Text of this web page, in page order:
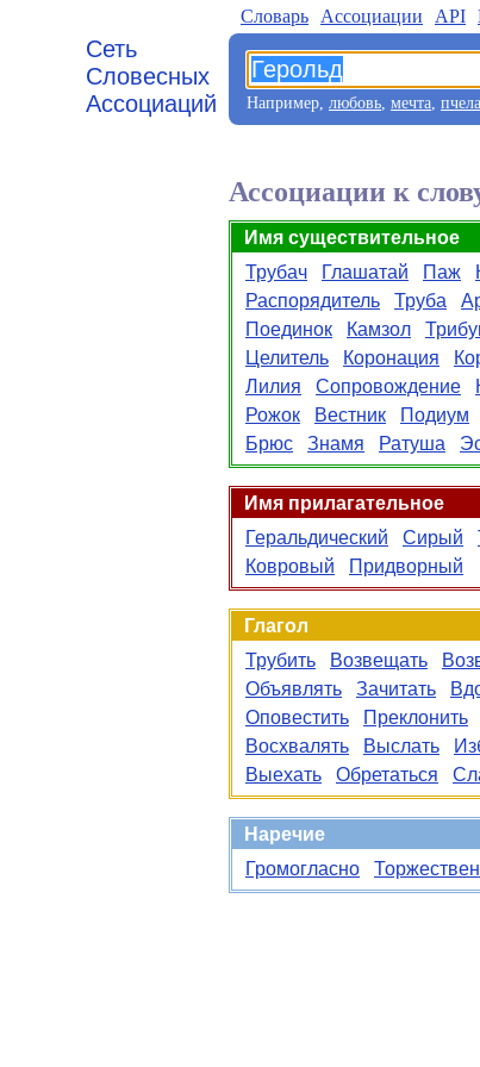
Сеть
Словесных
Ассоциаций
Словарь Aссоциации API
Например, любовь, мечта, пчела
Ассоциации к
Имя существительное
Трубач
Глашатай Паж
Распорядитель
Труба
Поединок
Камзол
Целитель
Коронация
Лилия
Сопровождение
Рожок
Вестник Подиум
Брюс
Знамя Ратуша
Имя прилагательное
Геральдический
Сирый
Ковровый
Придворный
Глагол
Трубить
Возвещать
Объявлять
Зачитать
Оповестить
Преклонить
Восхвалять
Выслать
Выехать
Обретаться
Наречие
Громогласно